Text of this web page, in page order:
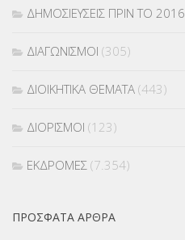
ΔΗΜΟΣΙΕΥΣΕΙΣ ΠΡΙΝ ΤΟ 2016
ΔΙΑΓΩΝΙΣΜΟΙ (305)
ΔΙΟΙΚΗΤΙΚΑ ΘΕΜΑΤΑ (443)
ΔΙΟΡΙΣΜΟΙ (123)
ΕΚΔΡΟΜΕΣ (7.354)
ΠΡΌΣΦΑΤΑ ΆΡΘΡΑ